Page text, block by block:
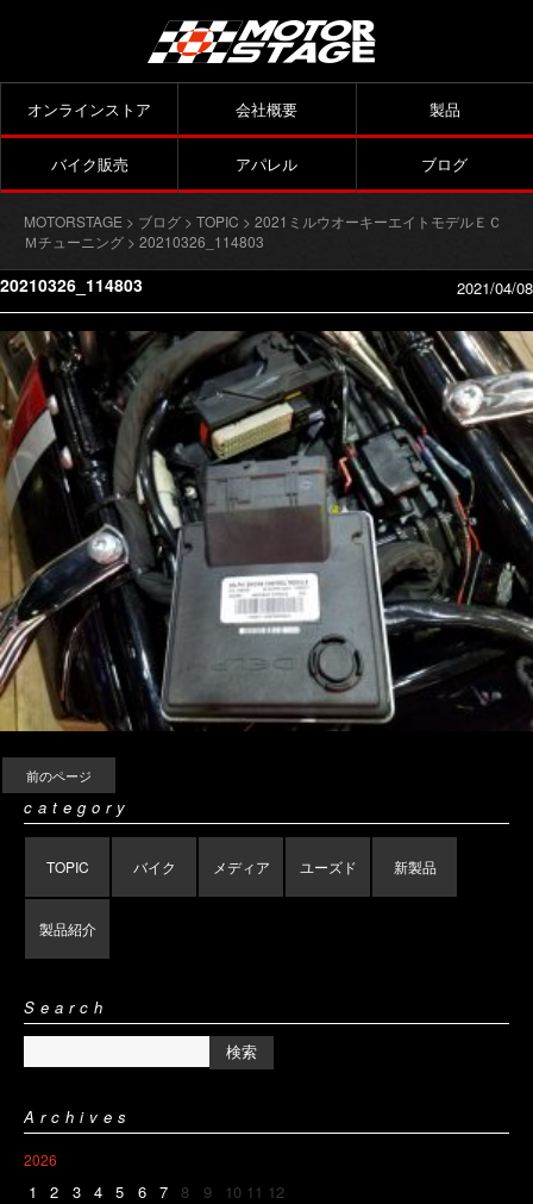
オンラインストア 会社概要 製品
バイク販売 アパレル ブログ
MOTORSTAGE > ブログ > TOPIC > 2021ミルウオーキーエイトモデルＥＣ
Ｍチューニング > 20210326_114803
20210326_114803 2021/04/08
前のページ
category
TOPIC バイク メディア ユーズド 新製品
製品紹介
Search
Archives
2026
1 2 3 4 5 6 7 8 9 10 11 12